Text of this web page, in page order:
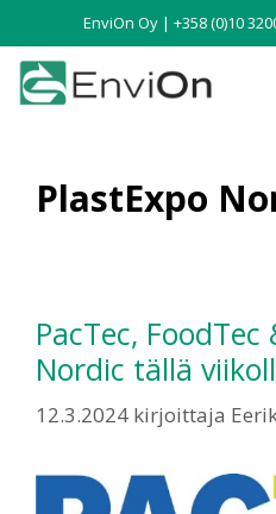
EnviOn Oy | +358 (0)10
PlastExpo
PacTec,
Nordic tällä
12.3.2024 kirjoittaja